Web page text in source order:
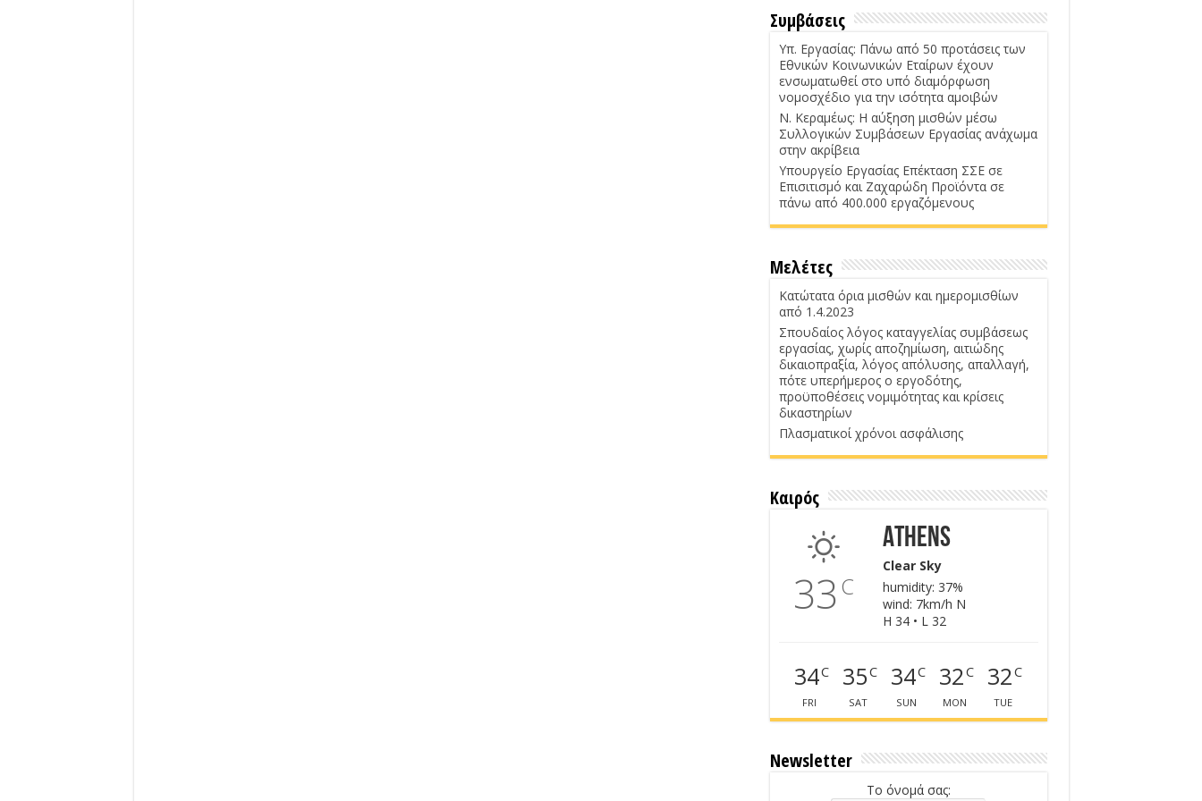
Συμβάσεις
Υπ. Εργασίας: Πάνω από 50 προτάσεις των
Εθνικών Κοινωνικών Εταίρων έχουν
ενσωματωθεί στο υπό διαμόρφωση
νομοσχέδιο για την ισότητα αμοιβών
Ν. Κεραμέως: Η αύξηση μισθών μέσω
Συλλογικών Συμβάσεων Εργασίας ανάχωμα
στην ακρίβεια
Υπουργείο Εργασίας Επέκταση ΣΣΕ σε
Επισιτισμό και Ζαχαρώδη Προϊόντα σε
πάνω από 400.000 εργαζόμενους
Μελέτες
Κατώτατα όρια μισθών και ημερομισθίων
από 1.4.2023
Σπουδαίος λόγος καταγγελίας συμβάσεως
εργασίας, χωρίς αποζημίωση, αιτιώδης
δικαιοπραξία, λόγος απόλυσης, απαλλαγή,
πότε υπερήμερος ο εργοδότης,
προϋποθέσεις νομιμότητας και κρίσεις
δικαστηρίων
Πλασματικοί χρόνοι ασφάλισης
Καιρός
33C
Athens
Clear Sky
humidity: 37%
wind: 7km/h N
H 34 • L 32
34C
FRI
35C
SAT
34C
SUN
32C
MON
32C
TUE
Newsletter
Το όνομά σας: